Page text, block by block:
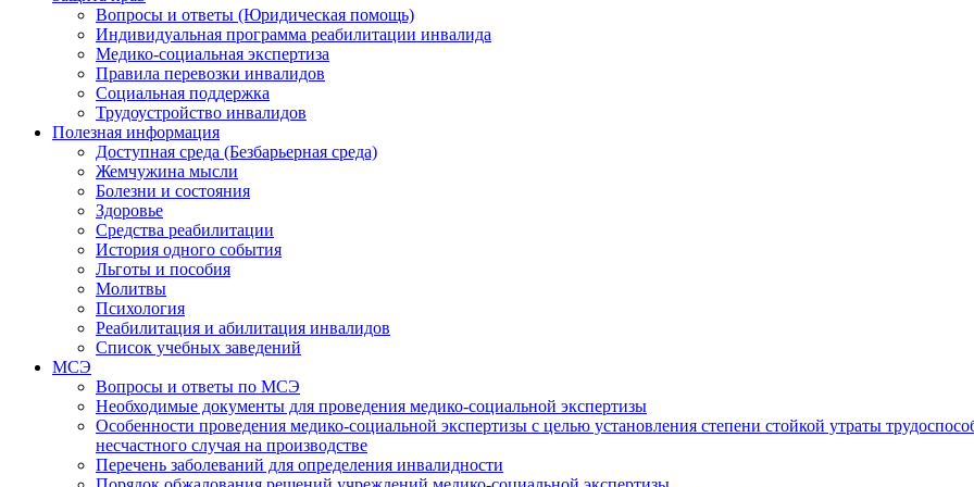
Вопросы и ответы (Юридическая помощь)
Индивидуальная программа реабилитации инвалида
Медико-социальная экспертиза
Правила перевозки инвалидов
Социальная поддержка
Трудоустройство инвалидов
Полезная информация
Доступная среда (Безбарьерная среда)
Жемчужина мысли
Болезни и состояния
Здоровье
Средства реабилитации
История одного события
Льготы и пособия
Молитвы
Психология
Реабилитация и абилитация инвалидов
Список учебных заведений
МСЭ
Вопросы и ответы по МСЭ
Необходимые документы для проведения медико-социальной экспертизы
Особенности проведения медико-социальной экспертизы с целью установления степени стойкой утраты
несчастного случая на производстве
Перечень заболеваний для определения инвалидности